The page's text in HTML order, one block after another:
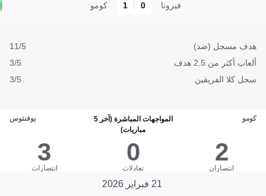
فيرونا 0
1 كومو
هدف مسجل (ضد)
11/5
ألعاب أكثر من 2.5 هدف
3/5
سجل كلا الفريقين
3/5
كومو
المواجهات المباشرة (آخر 5
مباريات)
يوفنتوس
2
انتصاران
0
تعادلات
3
انتصارات
21 فبراير 2026